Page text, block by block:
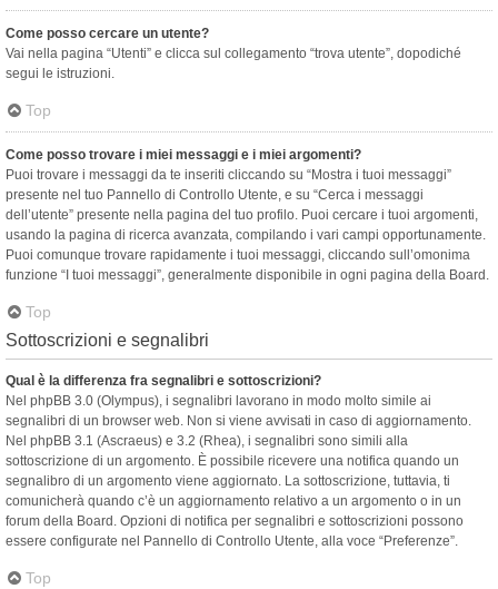
Come posso cercare un utente?
Vai nella pagina “Utenti” e clicca sul collegamento “trova utente”, dopodiché
segui le istruzioni.
Top
Come posso trovare i miei messaggi e i miei argomenti?
Puoi trovare i messaggi da te inseriti cliccando su “Mostra i tuoi messaggi”
presente nel tuo Pannello di Controllo Utente, e su “Cerca i messaggi
dell’utente” presente nella pagina del tuo profilo. Puoi cercare i tuoi argomenti,
usando la pagina di ricerca avanzata, compilando i vari campi opportunamente.
Puoi comunque trovare rapidamente i tuoi messaggi, cliccando sull’omonima
funzione “I tuoi messaggi”, generalmente disponibile in ogni pagina della Board.
Top
Sottoscrizioni e segnalibri
Qual è la differenza fra segnalibri e sottoscrizioni?
Nel phpBB 3.0 (Olympus), i segnalibri lavorano in modo molto simile ai
segnalibri di un browser web. Non si viene avvisati in caso di aggiornamento.
Nel phpBB 3.1 (Ascraeus) e 3.2 (Rhea), i segnalibri sono simili alla
sottoscrizione di un argomento. È possibile ricevere una notifica quando un
segnalibro di un argomento viene aggiornato. La sottoscrizione, tuttavia, ti
comunicherà quando c’è un aggiornamento relativo a un argomento o in un
forum della Board. Opzioni di notifica per segnalibri e sottoscrizioni possono
essere configurate nel Pannello di Controllo Utente, alla voce “Preferenze”.
Top